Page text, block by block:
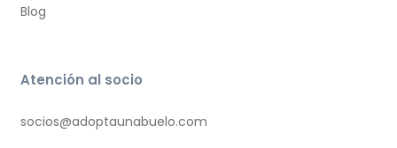
Blog
Atención al socio
socios@adoptaunabuelo.com